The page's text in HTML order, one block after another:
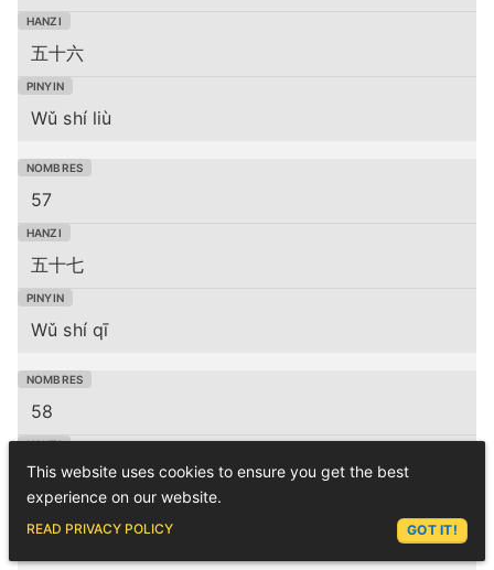
五十六
Wǔ shí liù
57
五十七
Wǔ shí qī
58
五十八
This website uses cookies to ensure you get the best
experience on our website.
READ PRIVACY POLICY GOT IT!
ASK LEX